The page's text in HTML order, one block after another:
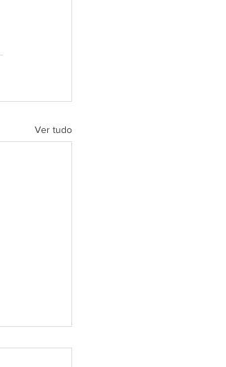
Ver tudo